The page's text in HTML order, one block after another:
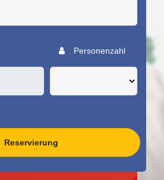
Personenzahl
Reservierung